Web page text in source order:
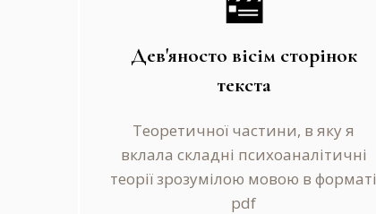
Дев'яносто вісім сторінок
текста
Теоретичної частини, в яку я
вклала складні психоаналітичні
теорії зрозумілою мовою в форматі
pdf